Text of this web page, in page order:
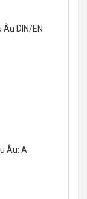
DIN/EN
Âu: A